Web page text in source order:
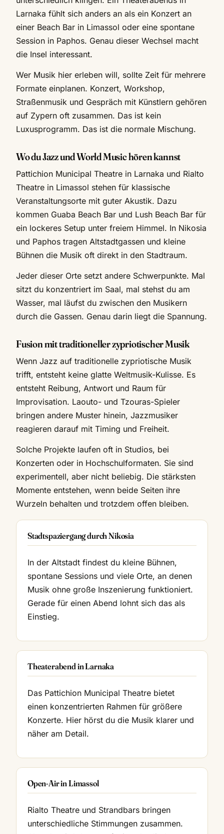
Larnaka fühlt sich anders an als ein Konzert an
einer Beach Bar in Limassol oder eine spontane
Session in Paphos. Genau dieser Wechsel macht
die Insel interessant.
Wer Musik hier erleben will, sollte Zeit für mehrere
Formate einplanen. Konzert, Workshop,
Straßenmusik und Gespräch mit Künstlern gehören
auf Zypern oft zusammen. Das ist kein
Luxusprogramm. Das ist die normale Mischung.
Wo du Jazz und World Music hören kannst
Pattichion Municipal Theatre in Larnaka und Rialto
Theatre in Limassol stehen für klassische
Veranstaltungsorte mit guter Akustik. Dazu
kommen Guaba Beach Bar und Lush Beach Bar für
ein lockeres Setup unter freiem Himmel. In Nikosia
und Paphos tragen Altstadtgassen und kleine
Bühnen die Musik oft direkt in den Stadtraum.
Jeder dieser Orte setzt andere Schwerpunkte. Mal
sitzt du konzentriert im Saal, mal stehst du am
Wasser, mal läufst du zwischen den Musikern
durch die Gassen. Genau darin liegt die Spannung.
Fusion mit traditioneller zypriotischer Musik
Wenn Jazz auf traditionelle zypriotische Musik
trifft, entsteht keine glatte Weltmusik-Kulisse. Es
entsteht Reibung, Antwort und Raum für
Improvisation. Laouto- und Tzouras-Spieler
bringen andere Muster hinein, Jazzmusiker
reagieren darauf mit Timing und Freiheit.
Solche Projekte laufen oft in Studios, bei
Konzerten oder in Hochschulformaten. Sie sind
experimentell, aber nicht beliebig. Die stärksten
Momente entstehen, wenn beide Seiten ihre
Wurzeln behalten und trotzdem offen bleiben.
Stadtspaziergang durch Nikosia
In der Altstadt findest du kleine Bühnen,
spontane Sessions und viele Orte, an denen
Musik ohne große Inszenierung funktioniert.
Gerade für einen Abend lohnt sich das als
Einstieg.
Theaterabend in Larnaka
Das Pattichion Municipal Theatre bietet
einen konzentrierten Rahmen für größere
Konzerte. Hier hörst du die Musik klarer und
näher am Detail.
Open-Air in Limassol
Rialto Theatre und Strandbars bringen
unterschiedliche Stimmungen zusammen.